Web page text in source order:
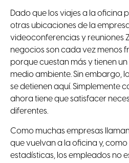
Dado que los viajes a la oficina
otras ubicaciones de la
videoconferencias y reuniones
negocios son cada vez menos
porque cuestan más y tienen
medio ambiente. Sin embargo,
se detienen aquí. Simplemente
ahora tiene que satisfacer
diferentes.
Como muchas empresas
que vuelvan a la oficina y, como
estadísticas, los empleados no